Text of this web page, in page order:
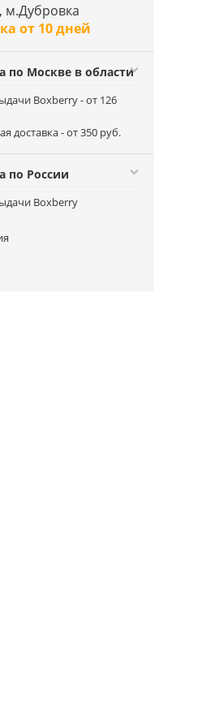
м.Дубровка
от 10 дней
по Москве в области
Boxberry - от 126
доставка - от 350 руб.
по России
Boxberry